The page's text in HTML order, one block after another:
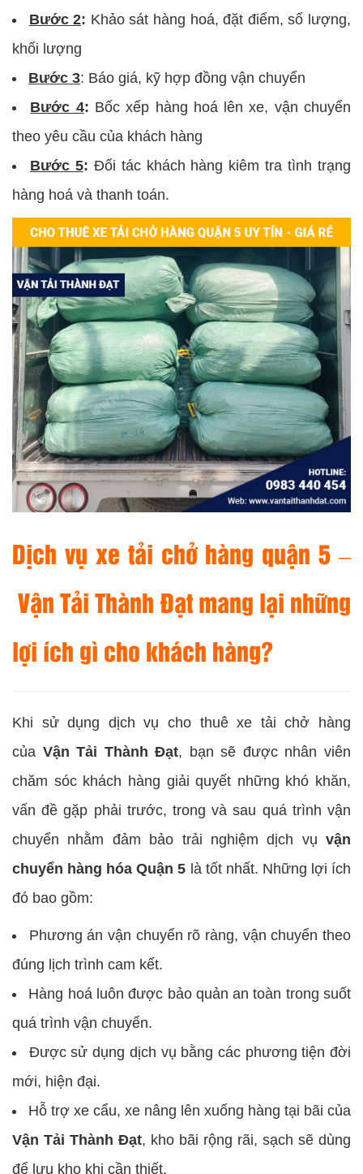
Bước 2: Khảo sát hàng hoá, đặt điểm, số lượng,
khối lượng
Bước 3: Báo giá, kỹ hợp đồng vận chuyển
Bước 4: Bốc xếp hàng hoá lên xe, vận chuyển
theo yêu cầu của khách hàng
Bước 5: Đối tác khách hàng kiêm tra tình trạng
hàng hoá và thanh toán.
Dịch vụ xe tải chở hàng quận 5 –
Vận Tải Thành Đạt mang lại những
lợi ích gì cho khách hàng?
Khi sử dụng dịch vụ cho thuê xe tải chở hàng
của Vận Tải Thành Đạt, bạn sẽ được nhân viên
chăm sóc khách hàng giải quyết những khó khăn,
vấn đề gặp phải trước, trong và sau quá trình vận
chuyển nhằm đảm bảo trải nghiệm dịch vụ vận
chuyển hàng hóa Quận 5 là tốt nhất. Những lợi ích
đó bao gồm:
Phương án vận chuyển rõ ràng, vận chuyển theo
đúng lịch trình cam kết.
Hàng hoá luôn được bảo quản an toàn trong suốt
quá trình vận chuyển.
Được sử dụng dịch vụ bằng các phương tiện đời
mới, hiện đại.
Hỗ trợ xe cẩu, xe nâng lên xuống hàng tại bãi của
Vận Tải Thành Đạt, kho bãi rộng rãi, sạch sẽ dùng
để lưu kho khi cần thiết.